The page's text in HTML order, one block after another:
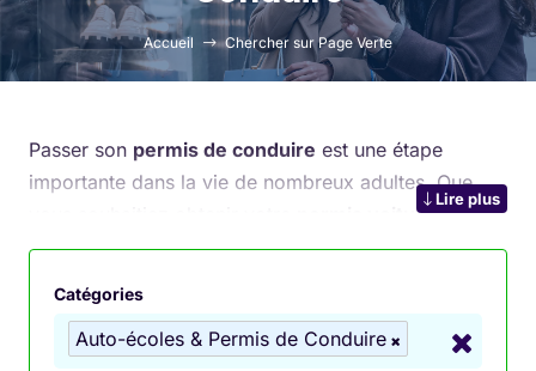
Accueil Chercher sur Page Verte
Passer son permis de conduire est une étape
importante dans la vie de nombreux adultes. Que
permis voiture,
permis motoou même votrepermis bateau, les
besoins. Grâce à des cours pratiques et théoriques,
des formateurs expérimentés et des équipements
Lire plus
Catégories
Auto-écoles & Permis de Conduire